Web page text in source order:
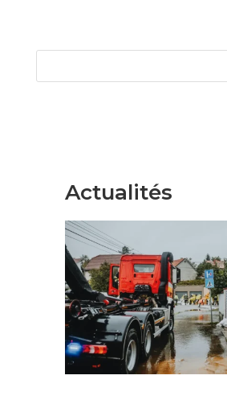
Actualités